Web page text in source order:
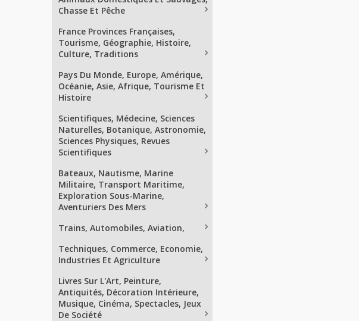
Chasse Et Pêche
France Provinces Françaises,
Tourisme, Géographie, Histoire,
Culture, Traditions
Pays Du Monde, Europe, Amérique,
Océanie, Asie, Afrique, Tourisme Et
Histoire
Scientifiques, Médecine, Sciences
Naturelles, Botanique, Astronomie,
Sciences Physiques, Revues
Scientifiques
Bateaux, Nautisme, Marine
Militaire, Transport Maritime,
Exploration Sous-Marine,
Aventuriers Des Mers
Trains, Automobiles, Aviation,
Techniques, Commerce, Economie,
Industries Et Agriculture
Livres Sur L'Art, Peinture,
Antiquités, Décoration Intérieure,
Musique, Cinéma, Spectacles, Jeux
De Société